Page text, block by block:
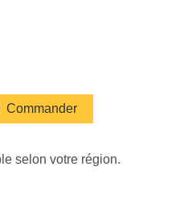
Commander
selon votre région.